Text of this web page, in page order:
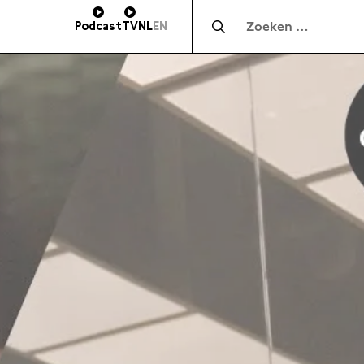
PodcastTVNLEN